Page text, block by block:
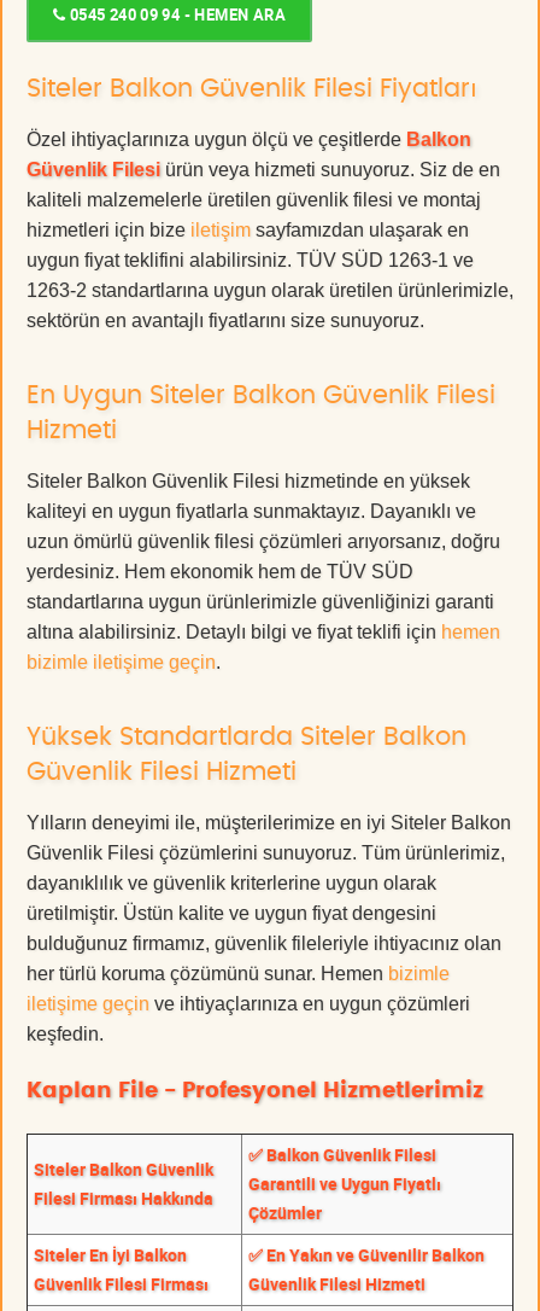
0545 240 09 94 - HEMEN ARA
Siteler Balkon Güvenlik Filesi Fiyatları
Özel ihtiyaçlarınıza uygun ölçü ve çeşitlerde Balkon
Güvenlik Filesi ürün veya hizmeti sunuyoruz. Siz de en
kaliteli malzemelerle üretilen güvenlik filesi ve montaj
hizmetleri için bize iletişim sayfamızdan ulaşarak en
uygun fiyat teklifini alabilirsiniz. TÜV SÜD 1263-1 ve
1263-2 standartlarına uygun olarak üretilen ürünlerimizle,
sektörün en avantajlı fiyatlarını size sunuyoruz.
En Uygun Siteler Balkon Güvenlik Filesi
Hizmeti
Siteler Balkon Güvenlik Filesi hizmetinde en yüksek
kaliteyi en uygun fiyatlarla sunmaktayız. Dayanıklı ve
uzun ömürlü güvenlik filesi çözümleri arıyorsanız, doğru
yerdesiniz. Hem ekonomik hem de TÜV SÜD
standartlarına uygun ürünlerimizle güvenliğinizi garanti
altına alabilirsiniz. Detaylı bilgi ve fiyat teklifi için hemen
bizimle iletişime geçin.
Yüksek Standartlarda Siteler Balkon
Güvenlik Filesi Hizmeti
Yılların deneyimi ile, müşterilerimize en iyi Siteler Balkon
Güvenlik Filesi çözümlerini sunuyoruz. Tüm ürünlerimiz,
dayanıklılık ve güvenlik kriterlerine uygun olarak
üretilmiştir. Üstün kalite ve uygun fiyat dengesini
bulduğunuz firmamız, güvenlik fileleriyle ihtiyacınız olan
her türlü koruma çözümünü sunar. Hemen bizimle
iletişime geçin ve ihtiyaçlarınıza en uygun çözümleri
keşfedin.
Kaplan File - Profesyonel Hizmetlerimiz
Siteler Balkon Güvenlik
Filesi Firması Hakkında
✅ Balkon Güvenlik Filesi
Garantili ve Uygun Fiyatlı
Çözümler
Siteler En İyi Balkon
Güvenlik Filesi Firması
✅ En Yakın ve Güvenilir Balkon
Güvenlik Filesi Hizmeti